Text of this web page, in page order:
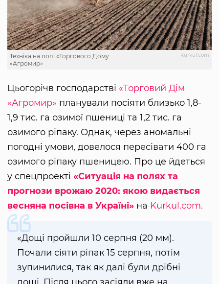
Kurkul.com
Техніка на полі «Торгового Дому
«Агромир»
Цьогорічв господарстві «Торговий Дім
«Агромир» планували посіяти близько 1,8-
1,9 тис. га озимої пшениці та 1,2 тис. га
озимого ріпаку. Однак, через аномальні
погодні умови, довелося пересівати 400 га
озимого ріпаку пшеницею. Про це йдеться
у спецпроекті «Ситуація на полях та
прогнози врожаю 2020: якою видається
весняна посівна в Україні» на Kurkul.com.
«Дощі пройшли 10 серпня (20 мм).
Почали сіяти ріпак 15 серпня, потім
зупинилися, так як далі були дрібні